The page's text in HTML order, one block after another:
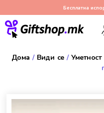
Бесплатна
Дома / Види се/Уметност